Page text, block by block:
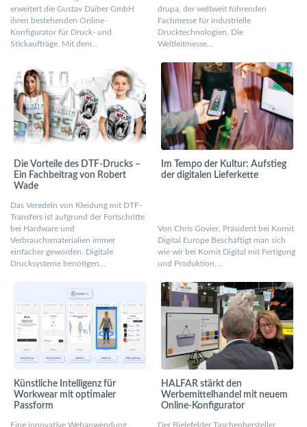
erweitert die Gustav Daiber GmbH
ihren bestehenden Online-
Konfigurator für Druck- und
Stickaufträge. Mit dem…
drupa, der weltweit führenden
Fachmesse für industrielle
Drucktechnologien. Die
Weltleitmesse…
Die Vorteile des DTF-Drucks –
Ein Fachbeitrag von Robert
Wade
Das Veredeln von Kleidung mit DTF-
Transfers ist aufgrund der Fortschritte
bei Hardware und
Verbrauchsmaterialien immer
einfacher geworden. Digitale
Drucksysteme benötigen…
Im Tempo der Kultur: Aufstieg
der digitalen Lieferkette
Von Chris Govier, Präsident bei Kornit
Digital Europe Beschäftigt man sich
wie wir bei Kornit Digital mit Fertigung
und Produktion,…
Künstliche Intelligenz für
Workwear mit optimaler
Passform
Eine innovative Webanwendung
HALFAR stärkt den
Werbemittelhandel mit neuem
Online-Konfigurator
Der Bielefelder Taschenhersteller